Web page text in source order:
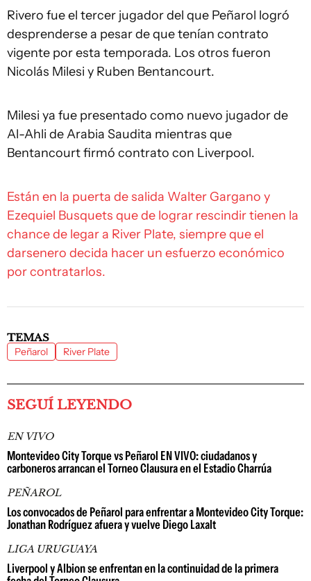
Rivero fue el tercer jugador del que Peñarol logró
desprenderse a pesar de que tenían contrato
vigente por esta temporada. Los otros fueron
Nicolás Milesi y Ruben Bentancourt.
Milesi ya fue presentado como nuevo jugador de
Al-Ahli de Arabia Saudita mientras que
Bentancourt firmó contrato con Liverpool.
Están en la puerta de salida Walter Gargano y
Ezequiel Busquets que de lograr rescindir tienen la
chance de legar a River Plate, siempre que el
darsenero decida hacer un esfuerzo económico
por contratarlos.
TEMAS
Peñarol River Plate
SEGUÍ LEYENDO
EN VIVO
Montevideo City Torque vs Peñarol EN VIVO: ciudadanos y
carboneros arrancan el Torneo Clausura en el Estadio Charrúa
PEÑAROL
Los convocados de Peñarol para enfrentar a Montevideo City Torque:
Jonathan Rodríguez afuera y vuelve Diego Laxalt
LIGA URUGUAYA
Liverpool y Albion se enfrentan en la continuidad de la primera